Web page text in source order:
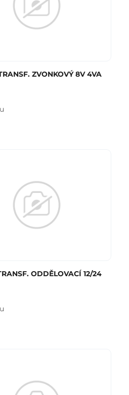
ZVONKOVÝ 8V 4VA
ODDĚLOVACÍ 12/24